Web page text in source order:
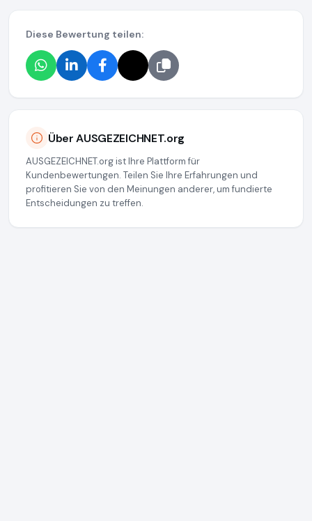
Diese Bewertung teilen:
Über AUSGEZEICHNET.org
AUSGEZEICHNET.org ist Ihre Plattform für
Kundenbewertungen. Teilen Sie Ihre Erfahrungen und
profitieren Sie von den Meinungen anderer, um fundierte
Entscheidungen zu treffen.